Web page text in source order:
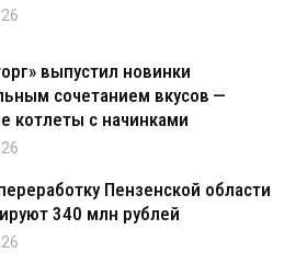
выпустил новинки
сочетанием вкусов —
котлеты с начинками
Пензенской области
340 млн рублей